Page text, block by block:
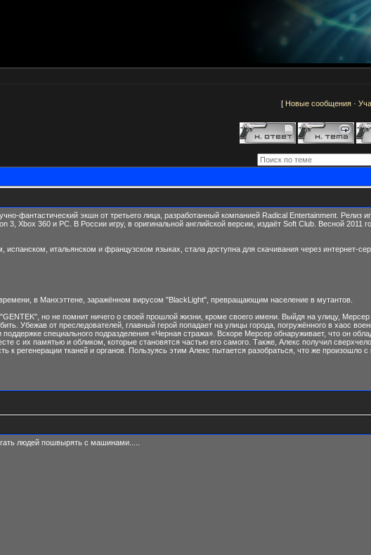
[ Новые сообщения ·
фантастический экшн от третьего лица, разработанный компанией Radical Entertainment. Релиз
3, Xbox 360 и PC. В России игру, в оригинальной английской версии, издаёт Soft Club. Весной 2011
итальянском и французском языках, стала доступна для скачивания через интернет-
в Манхэттене, заражённом вирусом "BlackLight", превращающим население в мутантов.
но не помнит ничего о своей прошлой жизни, кроме своего имени. Выйдя на улицу, Мерсер
Убежав от преследователей, главный герой попадает на улицы города, погружённого в хаос
специального подразделения «Черная стража». Вскоре Мерсер обнаруживает, что он
с их памятью и обликом, которые становятся частью его самого. Также, Алекс получил
к регенерации тканей и органов. Пользуясь этим Алекс пытается разобраться, что же произошло с
людей пошвырять с машинами.....